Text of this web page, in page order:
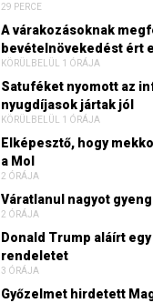
29 PERCE
A várakozásoknak
bevételnövekedést ért
KÖRÜLBELÜL 1 ÓRÁJA
Satuféket nyomott az
nyugdíjasok jártak jól
KÖRÜLBELÜL 1 ÓRÁJA
Elképesztő, hogy
a Mol
2 ÓRÁJA
Váratlanul nagyot
2 ÓRÁJA
Donald Trump aláírt
rendeletet
3 ÓRÁJA
Győzelmet hirdetett